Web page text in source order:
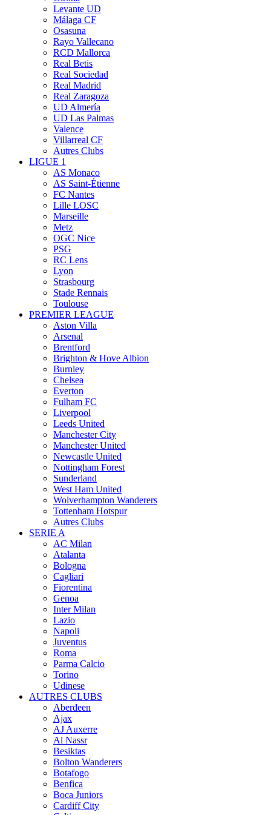
Levante UD
Málaga CF
Osasuna
Rayo Vallecano
RCD Mallorca
Real Betis
Real Sociedad
Real Madrid
Real Zaragoza
UD Almería
UD Las Palmas
Valence
Villarreal CF
Autres Clubs
LIGUE 1
AS Monaco
AS Saint-Étienne
FC Nantes
Lille LOSC
Marseille
Metz
OGC Nice
PSG
RC Lens
Lyon
Strasbourg
Stade Rennais
Toulouse
PREMIER LEAGUE
Aston Villa
Arsenal
Brentford
Brighton & Hove Albion
Burnley
Chelsea
Everton
Fulham FC
Liverpool
Leeds United
Manchester City
Manchester United
Newcastle United
Nottingham Forest
Sunderland
West Ham United
Wolverhampton Wanderers
Tottenham Hotspur
Autres Clubs
SERIE A
AC Milan
Atalanta
Bologna
Cagliari
Fiorentina
Genoa
Inter Milan
Lazio
Napoli
Juventus
Roma
Parma Calcio
Torino
Udinese
AUTRES CLUBS
Aberdeen
Ajax
AJ Auxerre
Al Nassr
Besiktas
Bolton Wanderers
Botafogo
Benfica
Boca Juniors
Cardiff City